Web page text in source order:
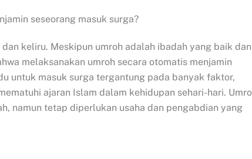
seseorang masuk surga?
keliru. Meskipun umroh adalah ibadah yang baik dan
melaksanakan umroh secara otomatis menjamin
untuk masuk surga tergantung pada banyak faktor,
ajaran Islam dalam kehidupan sehari-hari.
namun tetap diperlukan usaha dan pengabdian yang